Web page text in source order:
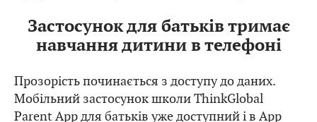
Застосунок для батьків тримає
навчання дитини в телефоні
Прозорість починається з доступу до даних.
Мобільний застосунок школи ThinkGlobal
Parent App для батьків уже доступний і в App